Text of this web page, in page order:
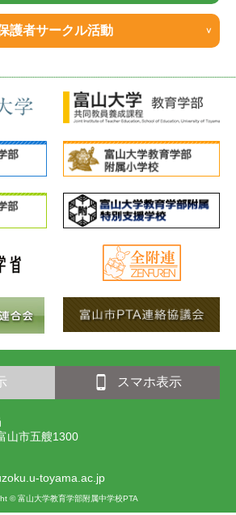
護者サークル活動
スマホ表示
山市五艘1300
toyama.ac.jp
© 富山大学教育学部附属中学校PTA